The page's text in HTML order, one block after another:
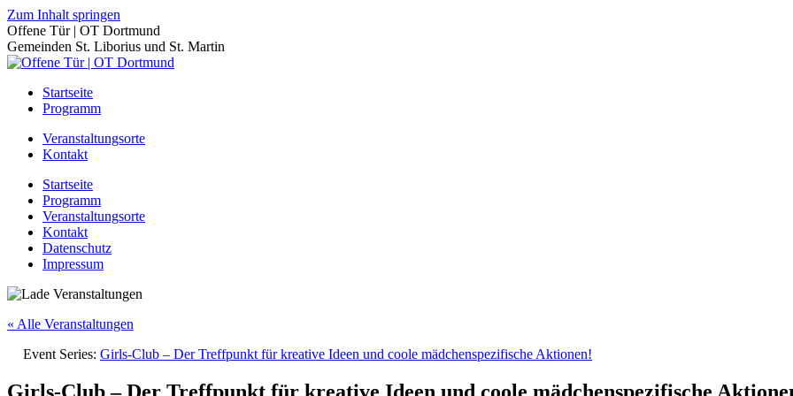
Zum Inhalt springen
Offene Tür | OT Dortmund
Gemeinden St. Liborius und St. Martin
Startseite
Programm
Veranstaltungsorte
Kontakt
Startseite
Programm
Veranstaltungsorte
Kontakt
Datenschutz
Impressum
« Alle Veranstaltungen
Event Series: Girls-Club – Der Treffpunkt für kreative Ideen und coole mädchenspezifische Aktionen!